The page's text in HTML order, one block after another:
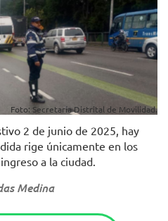
Foto: Secretaría Distrital de Movilidad.
2 de junio de 2025, hay
rige únicamente en los
a la ciudad.
Medina